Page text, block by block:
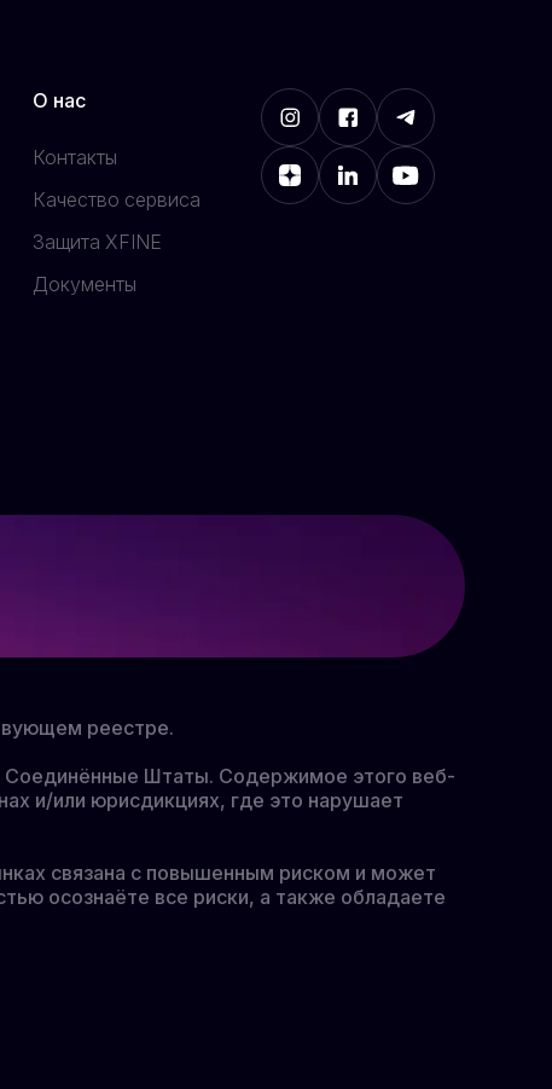
О нас
Контакты
Качество сервиса
Защита XFINE
Документы
реестре.
Соединённые Штаты. Содержимое этого веб-
и/или юрисдикциях, где это нарушает
связана с повышенным риском и может
осознаёте все риски, а также обладаете